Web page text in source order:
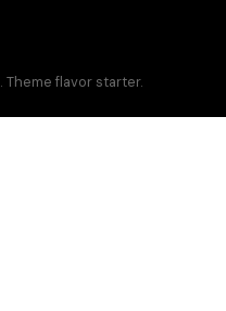
. Theme flavor starter.